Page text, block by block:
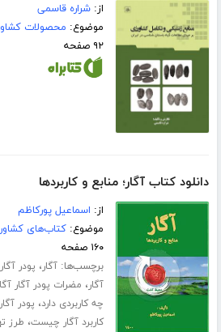
از:شراره قاسمی
موضوع: محصولات
۹۲ صفحه
دانلود کتاب آگار؛ منابع و کاربردها
از: اسماعیل پورکاظم
موضوع:کتاب‌های
۱۶۰ صفحه
برچسب‌ها:آگار، پودر آگار
آگار، مضرات پودر آگار
چه کاربردی دارد، پودر
کاربرد آگار چیست، طرز